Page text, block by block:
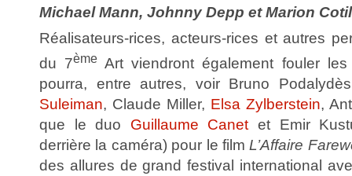
Michael Mann, Johnny Depp et Marion
Réalisateurs-rices, acteurs-rices et autres
du 7ème Art viendront également fouler
pourra, entre autres, voir Bruno
Suleiman, Claude Miller, Elsa Zylberstein,
que le duo Guillaume Canetet Emir
derrière la caméra) pour le filmL’Affaire
des allures de grand festival international